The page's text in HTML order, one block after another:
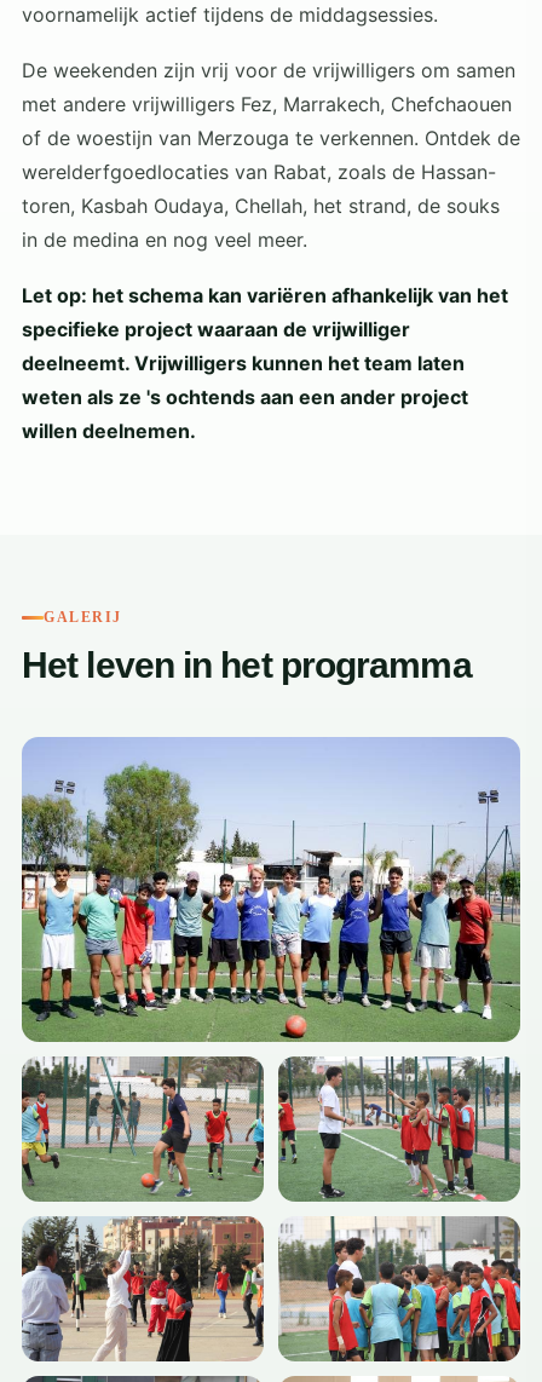
voornamelijk actief tijdens de middagsessies.
De weekenden zijn vrij voor de vrijwilligers om samen
met andere vrijwilligers Fez, Marrakech, Chefchaouen
of de woestijn van Merzouga te verkennen. Ontdek de
werelderfgoedlocaties van Rabat, zoals de Hassan-
toren, Kasbah Oudaya, Chellah, het strand, de souks
in de medina en nog veel meer.
Let op: het schema kan variëren afhankelijk van het
specifieke project waaraan de vrijwilliger
deelneemt. Vrijwilligers kunnen het team laten
weten als ze 's ochtends aan een ander project
willen deelnemen.
GALERIJ
Het leven in het programma